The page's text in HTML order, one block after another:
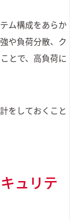
ム構成をあらか
や負荷分散、ク
とで、高負荷に
をしておくこと
ュリテ